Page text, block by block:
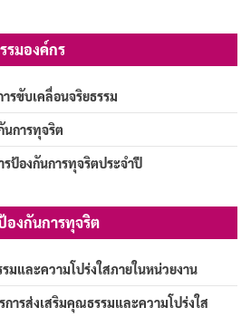
รมองค์กร
รขับเคลื่อนจริยธรรม
นการทุจริต
รป้องกันการทุจริตประจำปี
องกันการทุจริต
มและความโปร่งใสภายในหน่วยงาน
การส่งเสริมคุณธรรมและความโปร่งใส